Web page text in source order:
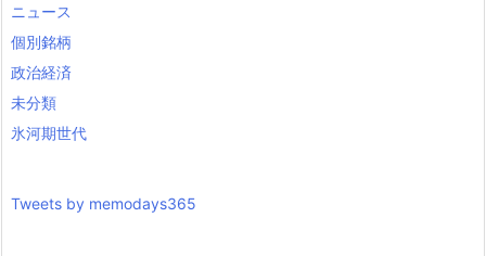
ニュース
個別銘柄
政治経済
未分類
氷河期世代
Tweets by memodays365